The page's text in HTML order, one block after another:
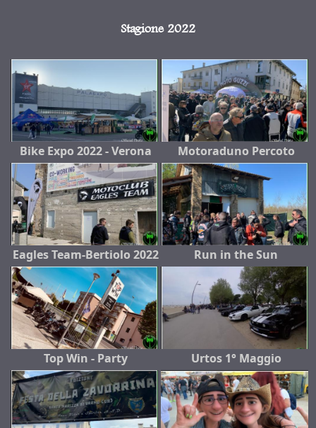
Stagione 2022
Bike Expo 2022 - Verona Motoraduno Percoto
Eagles Team-Bertiolo 2022 Run in the Sun
Top Win - Party Urtos 1° Maggio